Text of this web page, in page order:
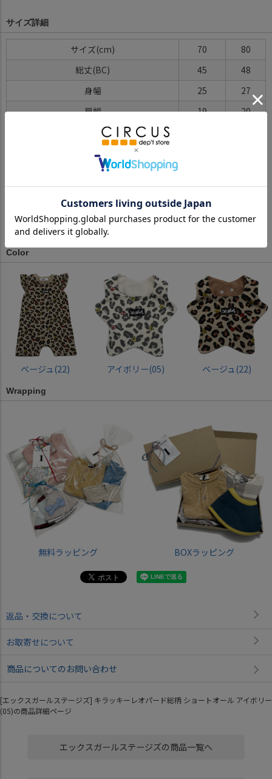
サイズ詳細
サイズ(cm) 70
80
総丈(BC)
45
48
身幅
25
27
肩幅
19
20
※BCはバックセンター（首から裾までの後中心）です。
※SNPはサイドネックポイント（肩から裾までの直線で計測した長
サイズ詳細について
Color
ベージュ(22) アイボリー(05) ベージュ(22)
Wrapping
無料ラッピング BOXラッピング
返品・交換について
お取寄せについて
商品についてのお問い合わせ
[エックスガールステージズ] キラッキーレオパード総柄 ショートオール アイボリー
(05)の商品詳細ページ
エックスガールステージズの商品一覧へ